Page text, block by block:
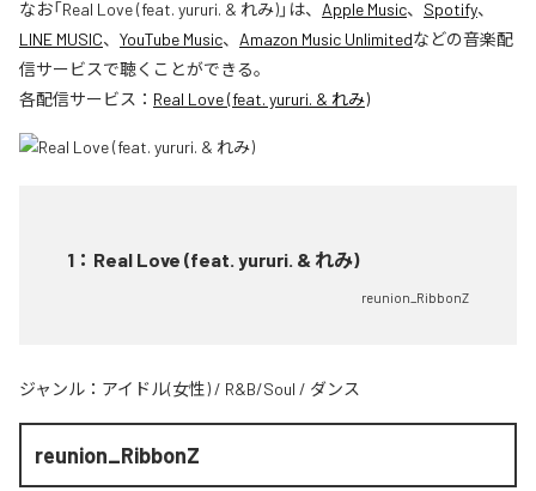
なお「Real Love (feat. yururi. & れみ)」は、 Apple Music、 Spotify、
LINE MUSIC、 YouTube Music、 Amazon Music Unlimitedなどの音楽配
信サービスで聴くことができる。
各配信サービス： Real Love (feat. yururi. & れみ)
1 ： Real Love (feat. yururi. & れみ)
reunion_RibbonZ
ジャンル： アイドル(女性) / R&B/Soul / ダンス
reunion_RibbonZ